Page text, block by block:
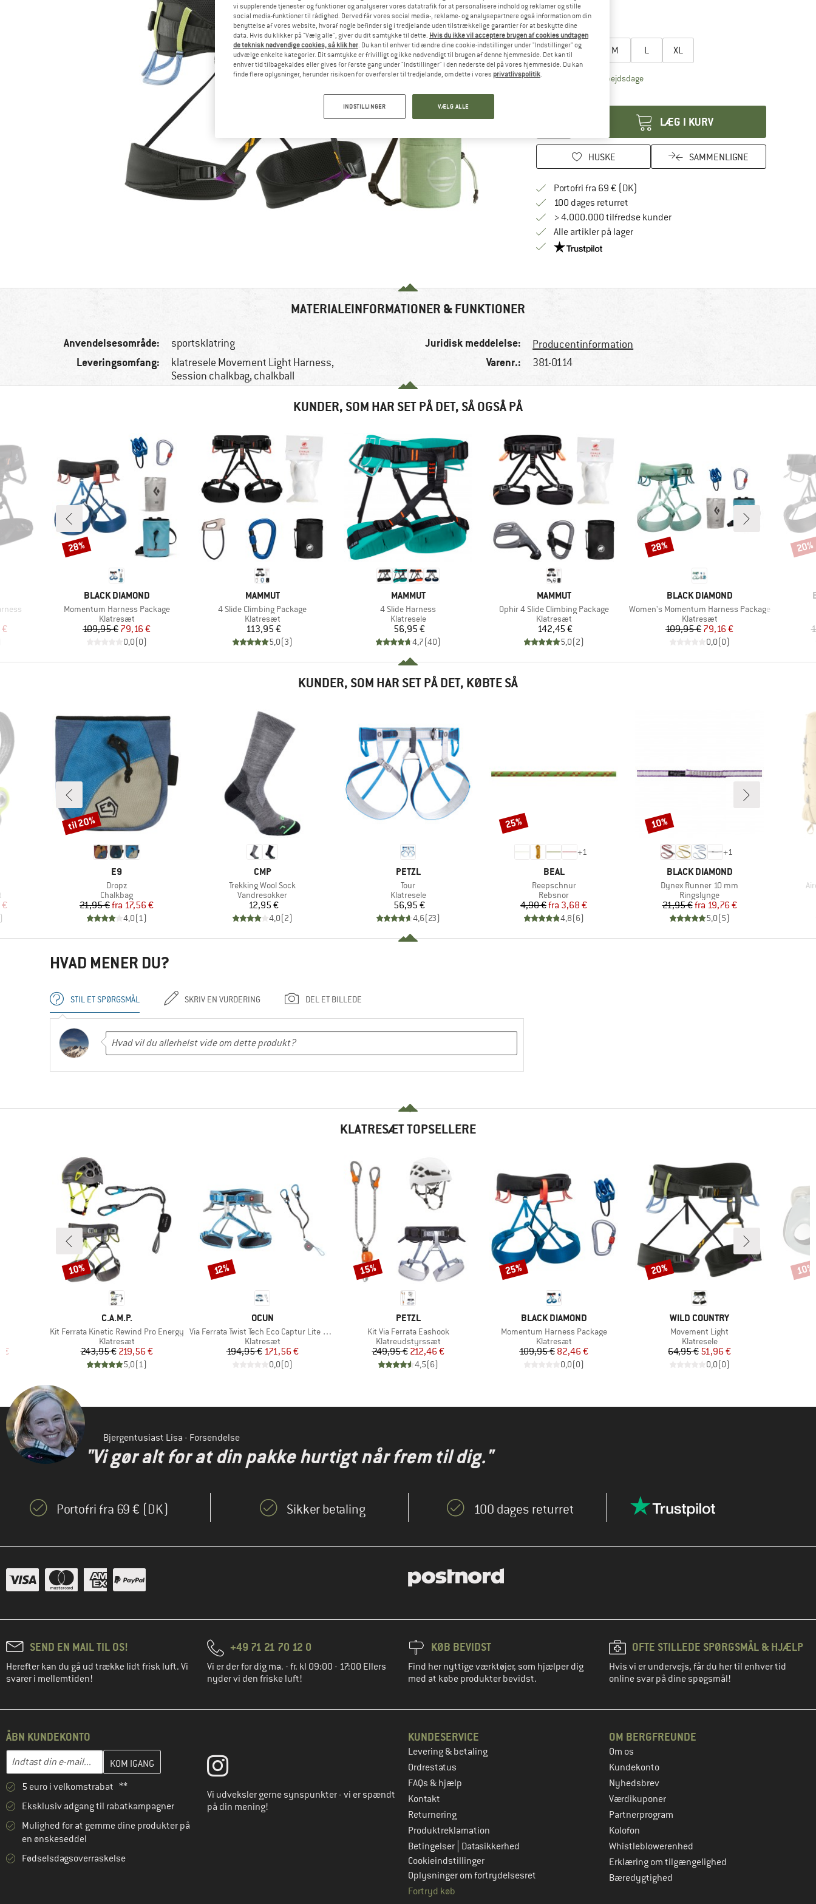
25%
Vælg en størrelse:
XS S M L XL
Leveringstid: 4-6 arbejdsdageLinket åbnes i en infoboks og indeholder
LÆG I KURV
HUSKE SAMMENLIGNE
Portofri fra 69 € (DK)
100 dages returretGå til returretten her Åbnes i en infoboks
> 4.000.000 tilfredse kunder
Alle artikler på lager
Vi er Trustpilot-certificeret - oplysningerne får du
MATERIALEINFORMATIONER & FUNKTIONER
Anvendelsesområde: sportsklatring
Leveringsomfang:
klatresele Movement Light Harness,
Session chalkbag, chalkball
Juridisk meddelelse: Producentinformation
Varenr.: 381-0114
KUNDER, SOM HAR SET PÅ DET, SÅ OGSÅ PÅ
MÆRKE
BLACK DIAMOND
Artikel
Momentum Harness Package
Produktgruppe
Klatresæt
Pris
109,95 €Nedsat pris
79,16 €
0,0(0)
Rabat
28%
MÆRKE
MAMMUT
Artikel
4 Slide Climbing Package
Produktgruppe
Klatresæt
Pris
113,95 €
5,0(3)
MÆRKE
MAMMUT
Artikel
4 Slide Harness
Produktgruppe
Klatresele
Pris
56,95 €
4,7(40)
MÆRKE
MAMMUT
Artikel
Ophir 4 Slide Climbing Package
Produktgruppe
Klatresæt
Pris
142,45 €
5,0(2)
MÆRKE
BLACK DIAMOND
Artikel
Women's Momentum Harness Package
Produktgruppe
Klatresæt
Pris
109,95 €Nedsat pris
79,16 €
0,0(0)
Rabat
28% Rabat
20%
KUNDER, SOM HAR SET PÅ DET, KØBTE SÅ
MÆRKE
E9
Artikel
Dropz
Produktgruppe
Chalkbag
Pris
21,95 € Nedsat pris
fra 17,56 €
4,0(1)
Rabat
til 20%
MÆRKE
CMP
Artikel
Trekking Wool Sock
Produktgruppe
Vandresokker
Pris
12,95 €
4,0(2)
MÆRKE
PETZL
Artikel
Tour
Produktgruppe
Klatresele
Pris
56,95 €
4,6(23)
+1
MÆRKE
BEAL
Artikel
Reepschnur
Produktgruppe
Rebsnor
Pris
4,90 € Nedsat pris
fra 3,68 €
4,8(6)
Rabat
25%
+1
MÆRKE
BLACK DIAMOND
Artikel
Dynex Runner 10 mm
Produktgruppe
Ringslynge
Pris
21,95 € Nedsat pris
fra 19,76 €
5,0(5)
Rabat
10%
HVAD MENER DU?
STIL ET SPØRGSMÅL SKRIV EN VURDERING DEL ET BILLEDE
KLATRESÆT TOPSELLERE
€
MÆRKE
C.A.M.P.
Artikel
Kit Ferrata Kinetic Rewind Pro Energy
Produktgruppe
Klatresæt
Pris
243,95 €Nedsat pris
219,56 €
5,0(1)
Rabat
10%
MÆRKE
OCUN
Artikel
Via Ferrata Twist Tech Eco Captur Lite Swivel Set
Produktgruppe
Klatresæt
Pris
194,95 €Nedsat pris
171,56 €
0,0(0)
Rabat
12%
MÆRKE
PETZL
Artikel
Kit Via Ferrata Eashook
Produktgruppe
Klatreudstyrssæt
Pris
249,95 €Nedsat pris
212,46 €
4,5(6)
Rabat
15%
MÆRKE
BLACK DIAMOND
Artikel
Momentum Harness Package
Produktgruppe
Klatresæt
Pris
109,95 €Nedsat pris
82,46 €
0,0(0)
Rabat
25%
MÆRKE
WILD COUNTRY
Artikel
Movement Light
Produktgruppe
Klatresele
Pris
64,95 €Nedsat pris
51,96 €
0,0(0)
Rabat
20% Rabat
10%
Bjergentusiast Lisa - Forsendelse
"Vi gør alt for at din pakke hurtigt når frem til dig."
Portofri fra 69 € (DK) Sikker betaling 100 dages returret
SEND EN MAIL TIL OS!
Herefter kan du gå ud trække lidt frisk luft. Vi
svarer i mellemtiden!
+49 71 21 70 12 0
Vi er der for dig ma. - fr. kl 09:00 - 17:00 Ellers
nyder vi den friske luft!
KØB BEVIDST
Find her nyttige værktøjer, som hjælper dig
med at købe produkter bevidst.
OFTE STILLEDE SPØRGSMÅL & HJÆLP
Hvis vi er undervejs, får du her til enhver tid
online svar på dine spøgsmål!
ÅBN KUNDEKONTO
E-mail-adresse
Indtast din e-mailadresse her, og opret i næste trin din kundekonto
5 euro i velkomstrabat **
Eksklusiv adgang til rabatkampagner
Mulighed for at gemme dine produkter på
en ønskeseddel
Fødselsdagsoverraskelse
Vi udveksler gerne synspunkter - vi er spændt
på din mening!
KUNDESERVICE
Levering & betaling
Ordrestatus
FAQs & hjælp
Kontakt
Returnering
Produktreklamation
Betingelser Datasikkerhed
Cookieindstillinger
Oplysninger om fortrydelsesret
Fortryd køb
OM BERGFREUNDE
Om os
Kundekonto
Nyhedsbrev
Værdikuponer
Partnerprogram
Kolofon
Whistleblowerenhed
Erklæring om tilgængelighed
Bæredygtighed
vi supplerende tjenester og funktioner og analyserer vores datatrafik for at personalisere indhold og reklamer og stille
social media-funktioner til rådighed. Derved får vores social media-, reklame- og analysepartnere også information om din
benyttelse af vores website, hvoraf nogle befinder sig i tredjelande uden tilstrækkelige garantier for at beskytte dine
data. Hvis du klikker på "Vælg alle", giver du dit samtykke til dette. Hvis du ikke vil acceptere brugen af cookies undtagen
de teknisk nødvendige cookies, så klik her. Du kan til enhver tid ændre dine cookie-indstillinger under "Indstillinger" og
udvælge enkelte kategorier. Dit samtykke er frivilligt og ikke nødvendigt til brugen af denne hjemmeside. Det kan til
enhver tid tilbagekaldes eller gives for første gang under "Indstillinger" i den nederste del på vores hjemmeside. Du kan
finde flere oplysninger, herunder risikoen for overførsler til tredjelande, om dette i vores privatlivspolitik.
INDSTILLINGER VÆLG ALLE